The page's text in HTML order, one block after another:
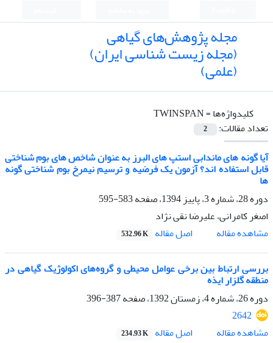
مجله پژوهش‌های گیاهی
(مجله زیست شناسی ایران)
(علمی)
کلیدواژه‌ها =TWINSPAN
تعداد مقالات:
2
آیا گونه های ماندابی استپ های البرز به عنوان شاخص های بوم شناختی
قابل استفاده اند؟ آزمون یک فرضیه و ترسیم نیمرخ بوم شناختی گونه
ها
دوره 28، شماره 3، پاییز 1394، صفحه
583-595
اصغر کامرانی، علیرضا نقی نژاد
مشاهده مقاله
اصل مقاله 532.96 K
بررسی ارتباط بین برخی عوامل محیطی و گروه‌های اکولوژیک گیاهی در
منطقه‌ گلزار ایذه
دوره 26، شماره 4، زمستان 1392، صفحه
387-396
2642
مشاهده مقاله
اصل مقاله 234.93 K